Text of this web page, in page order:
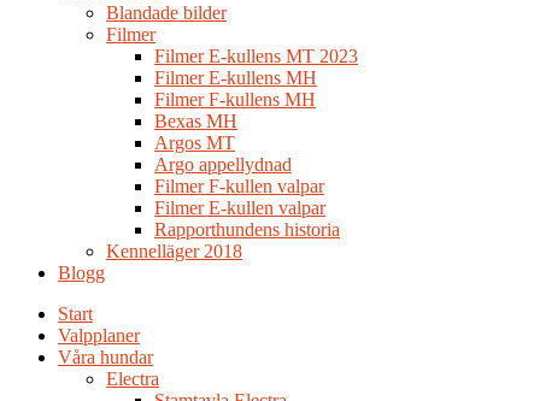
Blandade bilder
Filmer
Filmer E-kullens MT 2023
Filmer E-kullens MH
Filmer F-kullens MH
Bexas MH
Argos MT
Argo appellydnad
Filmer F-kullen valpar
Filmer E-kullen valpar
Rapporthundens historia
Kennelläger 2018
Blogg
Start
Valpplaner
Våra hundar
Electra